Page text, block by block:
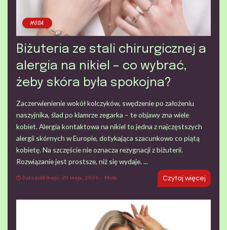
MODA
Biżuteria ze stali chirurgicznej a
alergia na nikiel – co wybrać,
żeby skóra była spokojna?
Zaczerwienienie wokół kolczyków, swędzenie po założeniu
naszyjnika, ślad po klamrze zegarka – te objawy zna wiele
kobiet. Alergia kontaktowa na nikiel to jedna z najczęstszych
alergii skórnych w Europie, dotykająca szacunkowo co piątą
kobietę. Na szczęście nie oznacza rezygnacji z biżuterii.
Rozwiązanie jest prostsze, niż się wydaje. ...
Data publikacji: 29 maja, 2026
Moda Czytaj więcej